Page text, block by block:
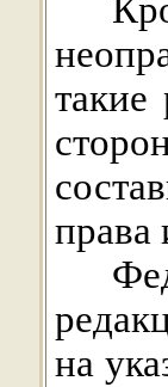
такие
права
на